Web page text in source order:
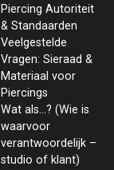
Piercing Autoriteit
& Standaarden
Veelgestelde
Vragen: Sieraad &
Materiaal voor
Piercings
Wat als...? (Wie is
waarvoor
verantwoordelijk –
studio of klant)